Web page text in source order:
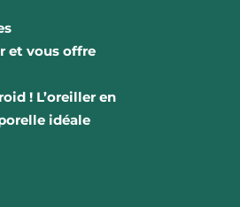
et vous offre
! L’oreiller en
idéale